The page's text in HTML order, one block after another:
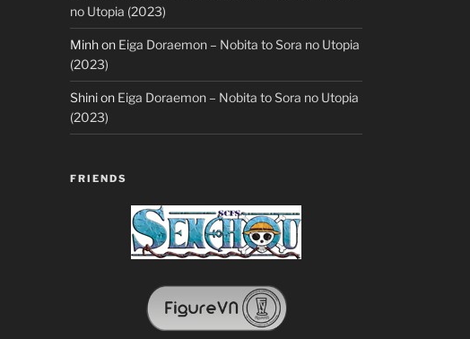
no Utopia (2023)
Minhon Eiga Doraemon – Nobita to Sora no Utopia
(2023)
Shinion Eiga Doraemon – Nobita to Sora no Utopia
(2023)
FRIENDS